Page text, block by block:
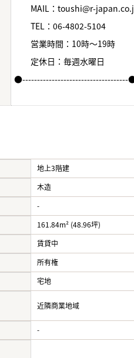
MAIL：toushi@r-
TEL：06-4802-5104
営業時間：10時～19時
定休日：毎週水曜日
●------------------------------------
地上3階建
木造
-
161.84m² (48.96坪)
賃貸中
所有権
宅地
近隣商業地域
-